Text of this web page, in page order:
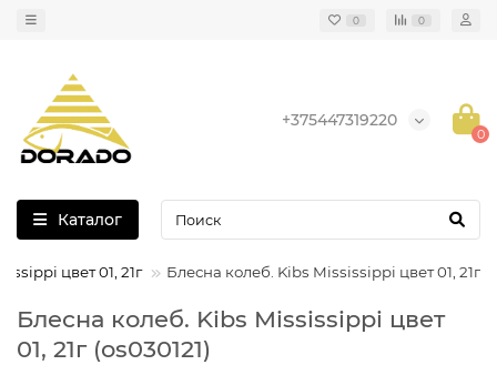
0 0
+375447319220
0
Каталог
цвет 01, 21г Блесна колеб. Kibs Mississippi цвет 01, 21г
Блесна колеб. Kibs Mississippi цвет
01, 21г (os030121)